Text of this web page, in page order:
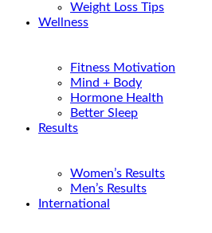
Weight Loss Tips
Wellness
Fitness Motivation
Mind + Body
Hormone Health
Better Sleep
Results
Women’s Results
Men’s Results
International